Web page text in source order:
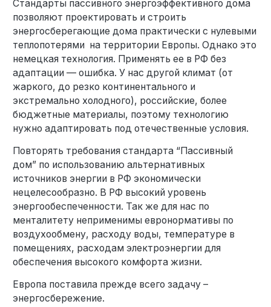
Стандарты пассивного энергоэффективного дома
позволяют проектировать и строить
энергосберегающие дома практически с нулевыми
теплопотерями на территории Европы. Однако это
немецкая технология. Применять ее в РФ без
адаптации — ошибка. У нас другой климат (от
жаркого, до резко континентального и
экстремально холодного), российские, более
бюджетные материалы, поэтому технологию
нужно адаптировать под отечественные условия.
Повторять требования стандарта “Пассивный
дом” по использованию альтернативных
источников энергии в РФ экономически
нецелесообразно. В РФ высокий уровень
энергообеспеченности. Так же для нас по
менталитету неприменимы евронормативы по
воздухообмену, расходу воды, температуре в
помещениях, расходам электроэнергии для
обеспечения высокого комфорта жизни.
Европа поставила прежде всего задачу –
энергосбережение.